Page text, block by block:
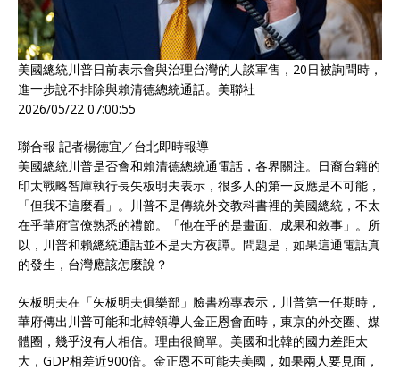
美國總統川普日前表示會與治理台灣的人談軍售，20日被詢問時，
進一步說不排除與賴清德總統通話。美聯社
2026/05/22 07:00:55
聯合報 記者楊德宜／台北即時報導
美國總統川普是否會和賴清德總統通電話，各界關注。日裔台籍的
印太戰略智庫執行長矢板明夫表示，很多人的第一反應是不可能，
「但我不這麼看」。川普不是傳統外交教科書裡的美國總統，不太
在乎華府官僚熟悉的禮節。「他在乎的是畫面、成果和敘事」。所
以，川普和賴總統通話並不是天方夜譚。問題是，如果這通電話真
的發生，台灣應該怎麼說？
矢板明夫在「矢板明夫俱樂部」臉書粉專表示，川普第一任期時，
華府傳出川普可能和北韓領導人金正恩會面時，東京的外交圈、媒
體圈，幾乎沒有人相信。理由很簡單。美國和北韓的國力差距太
大，GDP相差近900倍。金正恩不可能去美國，如果兩人要見面，